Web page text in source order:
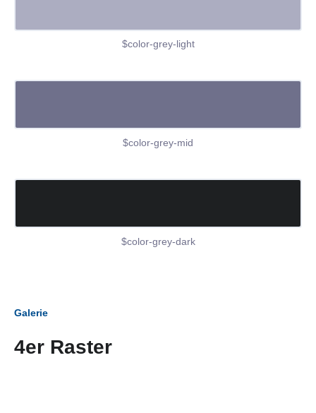
$color-grey-light
$color-grey-mid
$color-grey-dark
Galerie
4er Raster